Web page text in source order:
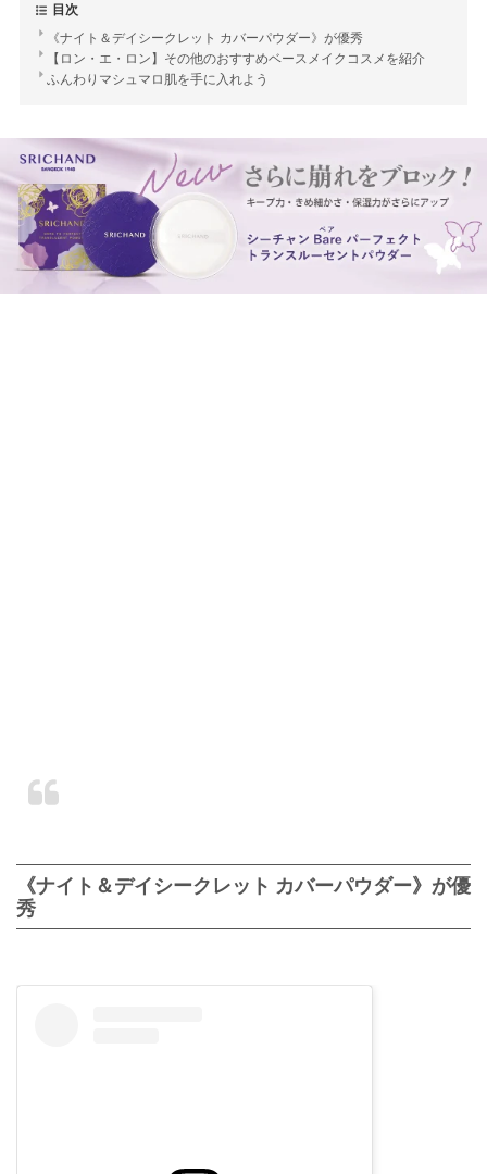
目次
《ナイト＆デイシークレット カバーパウダー》が優秀
【ロン・エ・ロン】その他のおすすめベースメイクコスメを紹介
ふんわりマシュマロ肌を手に入れよう
《ナイト＆デイシークレット カバーパウダー》が優
秀